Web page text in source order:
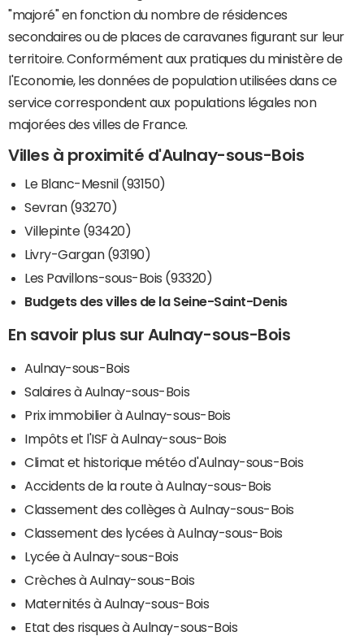
"majoré" en fonction du nombre de résidences
secondaires ou de places de caravanes figurant sur leur
territoire. Conformément aux pratiques du ministère de
l'Economie, les données de population utilisées dans ce
service correspondent aux populations légales non
majorées des villes de France.
Villes à proximité d'Aulnay-sous-Bois
Le Blanc-Mesnil (93150)
Sevran (93270)
Villepinte (93420)
Livry-Gargan (93190)
Les Pavillons-sous-Bois (93320)
Budgets des villes de la Seine-Saint-Denis
En savoir plus sur Aulnay-sous-Bois
Aulnay-sous-Bois
Salaires à Aulnay-sous-Bois
Prix immobilier à Aulnay-sous-Bois
Impôts et l'ISF à Aulnay-sous-Bois
Climat et historique météo d'Aulnay-sous-Bois
Accidents de la route à Aulnay-sous-Bois
Classement des collèges à Aulnay-sous-Bois
Classement des lycées à Aulnay-sous-Bois
Lycée à Aulnay-sous-Bois
Crèches à Aulnay-sous-Bois
Maternités à Aulnay-sous-Bois
Etat des risques à Aulnay-sous-Bois